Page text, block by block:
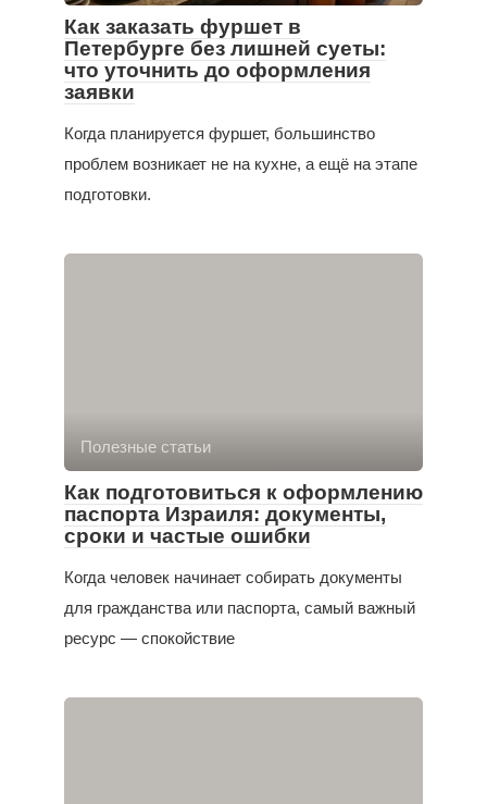
Как заказать фуршет в
Петербурге без лишней суеты:
что уточнить до оформления
заявки
Когда планируется фуршет, большинство
проблем возникает не на кухне, а ещё на этапе
подготовки.
Полезные статьи
Как подготовиться к оформлению
паспорта Израиля: документы,
сроки и частые ошибки
Когда человек начинает собирать документы
для гражданства или паспорта, самый важный
ресурс — спокойствие